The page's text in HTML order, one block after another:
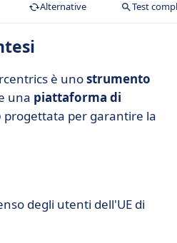
Alternative Test
è unostrumento
una piattaforma di
progettata per garantire la
degli utenti dell'UE di